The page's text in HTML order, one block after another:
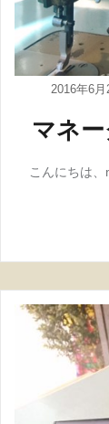
2016年6月
マネー
こんにちは、